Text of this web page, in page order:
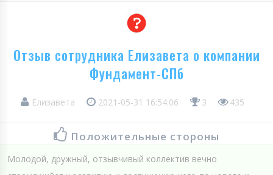
Отзыв сотрудника Елизавета о компании
Фундамент-СПб
Елизавета 2021-05-31 16:54:06 3 435
Положительные стороны
Молодой, дружный, отзывчивый коллектив вечно